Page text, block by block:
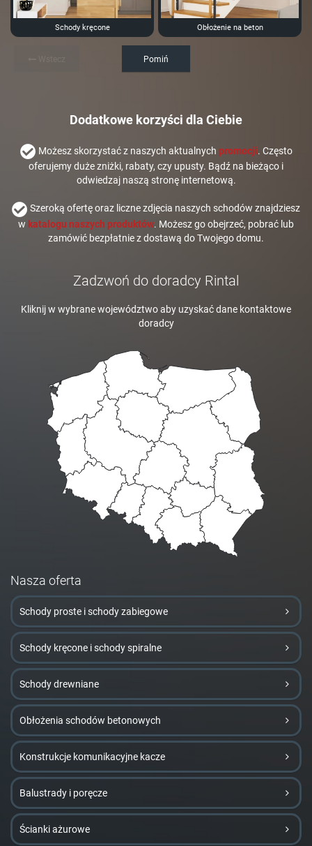
Schody kręcone Obłożenie na beton
Pomiń
Dodatkowe korzyści dla Ciebie
Możesz skorzystać z naszych aktualnych promocji. Często
oferujemy duże zniżki, rabaty, czy upusty. Bądź na bieżąco i
odwiedzaj naszą stronę internetową.
Szeroką ofertę oraz liczne zdjęcia naszych schodów znajdziesz
w katalogu naszych produktów. Możesz go obejrzeć, pobrać lub
zamówić bezpłatnie z dostawą do Twojego domu.
Zadzwoń do doradcy Rintal
Kliknij w wybrane województwo aby uzyskać dane kontaktowe
doradcy
Nasza oferta
Schody proste i schody zabiegowe
Schody kręcone i schody spiralne
Schody drewniane
Obłożenia schodów betonowych
Konstrukcje komunikacyjne kacze
Balustrady i poręcze
Ścianki ażurowe